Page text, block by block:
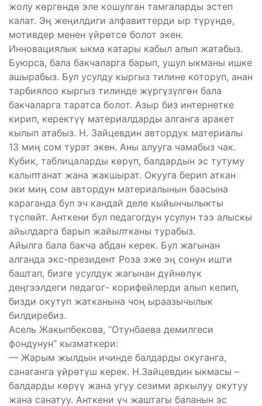
жолу көргөндө эле кошулган тамгаларды эстеп
калат. Эң жеңилдиги алфавиттерди ыр түрүндө,
мотивдер менен үйрөтсө болот экен.
Инновациялык ыкма катары кабыл алып жатабыз.
Буюрса, бала бакчаларга барып, ушул ыкманы ишке
ашырабыз. Бул усулду кыргыз тилине которуп, анан
тарбиялоо кыргыз тилинде жүргүзүлгөн бала
бакчаларга таратса болот. Азыр биз интернетке
кирип, керектүү материалдарды алганга аракет
кылып атабыз. Н. Зайцевдин автордук материалы
13 миң сом турат экен. Аны алууга чамабыз чак.
Кубик, таблицаларды көрүп, балдардын эс тутуму
калыптанат жана жакшырат. Окууга берип аткан
эки миң сом автордун материалынын баасына
караганда бул эч кандай деле кыйынчылыкты
түспөйт. Анткени бул педагогдун усулун тээ алыскы
айылдарга барып жайылтканы турабыз.
Айылга бала бакча абдан керек. Бул жагынан
алганда экс-президент Роза эже эң сонун ишти
баштап, бизге усулдук жагынан дүйнөлүк
деңгээлдеги педагог- корифейлерди алып келип,
бизди окутуп жатканына чоң ыраазычылык
билдиребиз.
Асель Жакыпбекова, “Отунбаева демилгеси
фондунун” кызматкери:
— Жарым жылдын ичинде балдарды окуганга,
санаганга үйрөтүш керек. Н.Зайцевдин ыкмасы –
балдарды көрүү жана угуу сезими аркылуу окутуу
жана санатуу. Анткени үч жаштагы баланын эс